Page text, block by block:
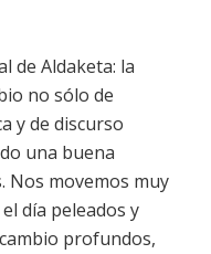
de Aldaketa: la
no sólo de
y de discurso
una buena
Nos movemos muy
día peleados y
profundos,